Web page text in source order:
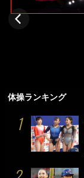
体操ランキング